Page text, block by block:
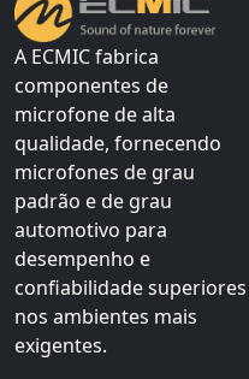
A ECMIC fabrica
componentes de
microfone de alta
qualidade, fornecendo
microfones de grau
padrão e de grau
automotivo para
desempenho e
confiabilidade superiores
nos ambientes mais
exigentes.